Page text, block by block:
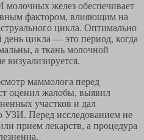
молочных желез обеспечивает
фактором, влияющим на
цикла. Оптимально
цикла — это период, когда
а ткань молочной
визуализируется.
маммолога перед
оценил жалобы, выявил
участков и дал
УЗИ. Перед исследованием не
прием лекарств, а процедура